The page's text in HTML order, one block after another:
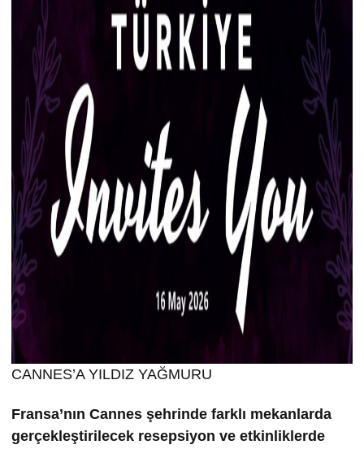
CANNES’A YILDIZ YAĞMURU
Fransa’nın Cannes şehrinde farklı mekanlarda
gerçekleştirilecek resepsiyon ve etkinliklerde